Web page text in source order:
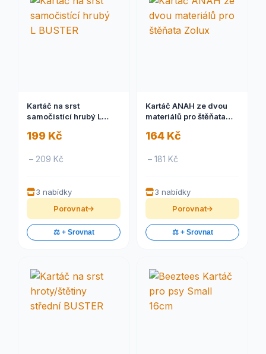
Kartáč na srst
samočistící hrubý L
199 Kč
– 209 Kč
3 nabídky
Porovnat
⚖️ + Srovnat
Kartáč ANAH ze dvou
materiálů pro štěňata
164 Kč
– 181 Kč
3 nabídky
Porovnat
⚖️ + Srovnat